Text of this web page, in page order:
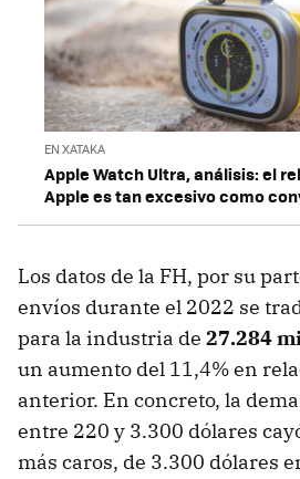
EN XATAKA
Apple Watch Ultra, análisis: el
Apple es tan excesivo como
Los datos de la FH, por su
envíos durante el 2022 se
para la industria de 27.284
un aumento del 11,4% en
anterior. En concreto, la
entre 220 y 3.300 dólares
más caros, de 3.300 dólares